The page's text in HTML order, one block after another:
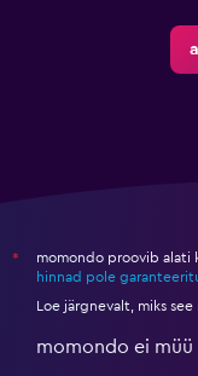
*
momondo proovib alati
hinnad pole
Loe järgnevalt, miks see
momondo ei müü